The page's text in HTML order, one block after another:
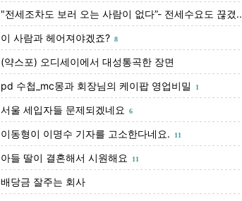
"전세조차도 보러 오는 사람이 없다”- 전세수요도 끊겼..
이 사람과 헤어져야겠죠? 8
(약스포) 오디세이에서 대성통곡한 장면
pd 수첩_mc몽과 회장님의 케이팝 영업비밀 1
서울 세입자들 문제되겠네요 6
이동형이 이명수 기자를 고소한다네요. 11
아들 딸이 결혼해서 시원해요 11
배당금 잘주는 회사